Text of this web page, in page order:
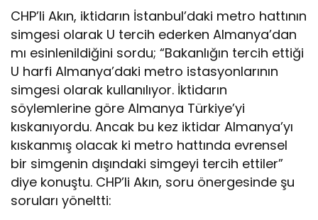
CHP’li Akın, iktidarın İstanbul’daki metro hattının
simgesi olarak U tercih ederken Almanya’dan
mı esinlenildiğini sordu; “Bakanlığın tercih ettiği
U harfi Almanya’daki metro istasyonlarının
simgesi olarak kullanılıyor. İktidarın
söylemlerine göre Almanya Türkiye’yi
kıskanıyordu. Ancak bu kez iktidar Almanya’yı
kıskanmış olacak ki metro hattında evrensel
bir simgenin dışındaki simgeyi tercih ettiler”
diye konuştu. CHP’li Akın, soru önergesinde şu
soruları yöneltti: